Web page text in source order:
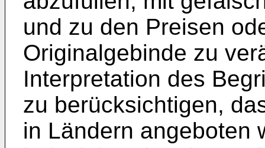
und zu den Preisen
Originalgebinde zu
Interpretation des
zu berücksichtigen,
in Ländern angeboten